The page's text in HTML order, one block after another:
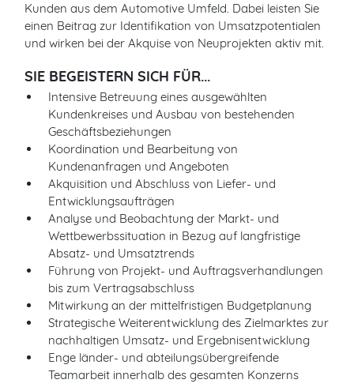
Kunden aus dem Automotive Umfeld. Dabei leisten Sie
einen Beitrag zur Identifikation von Umsatzpotentialen
und wirken bei der Akquise von Neuprojekten aktiv mit.
SIE BEGEISTERN SICH FÜR...
Intensive Betreuung eines ausgewählten
Kundenkreises und Ausbau von bestehenden
Geschäftsbeziehungen
Koordination und Bearbeitung von
Kundenanfragen und Angeboten
Akquisition und Abschluss von Liefer- und
Entwicklungsaufträgen
Analyse und Beobachtung der Markt- und
Wettbewerbssituation in Bezug auf langfristige
Absatz- und Umsatztrends
Führung von Projekt- und Auftragsverhandlungen
bis zum Vertragsabschluss
Mitwirkung an der mittelfristigen Budgetplanung
Strategische Weiterentwicklung des Zielmarktes zur
nachhaltigen Umsatz- und Ergebnisentwicklung
Enge länder- und abteilungsübergreifende
Teamarbeit innerhalb des gesamten Konzerns